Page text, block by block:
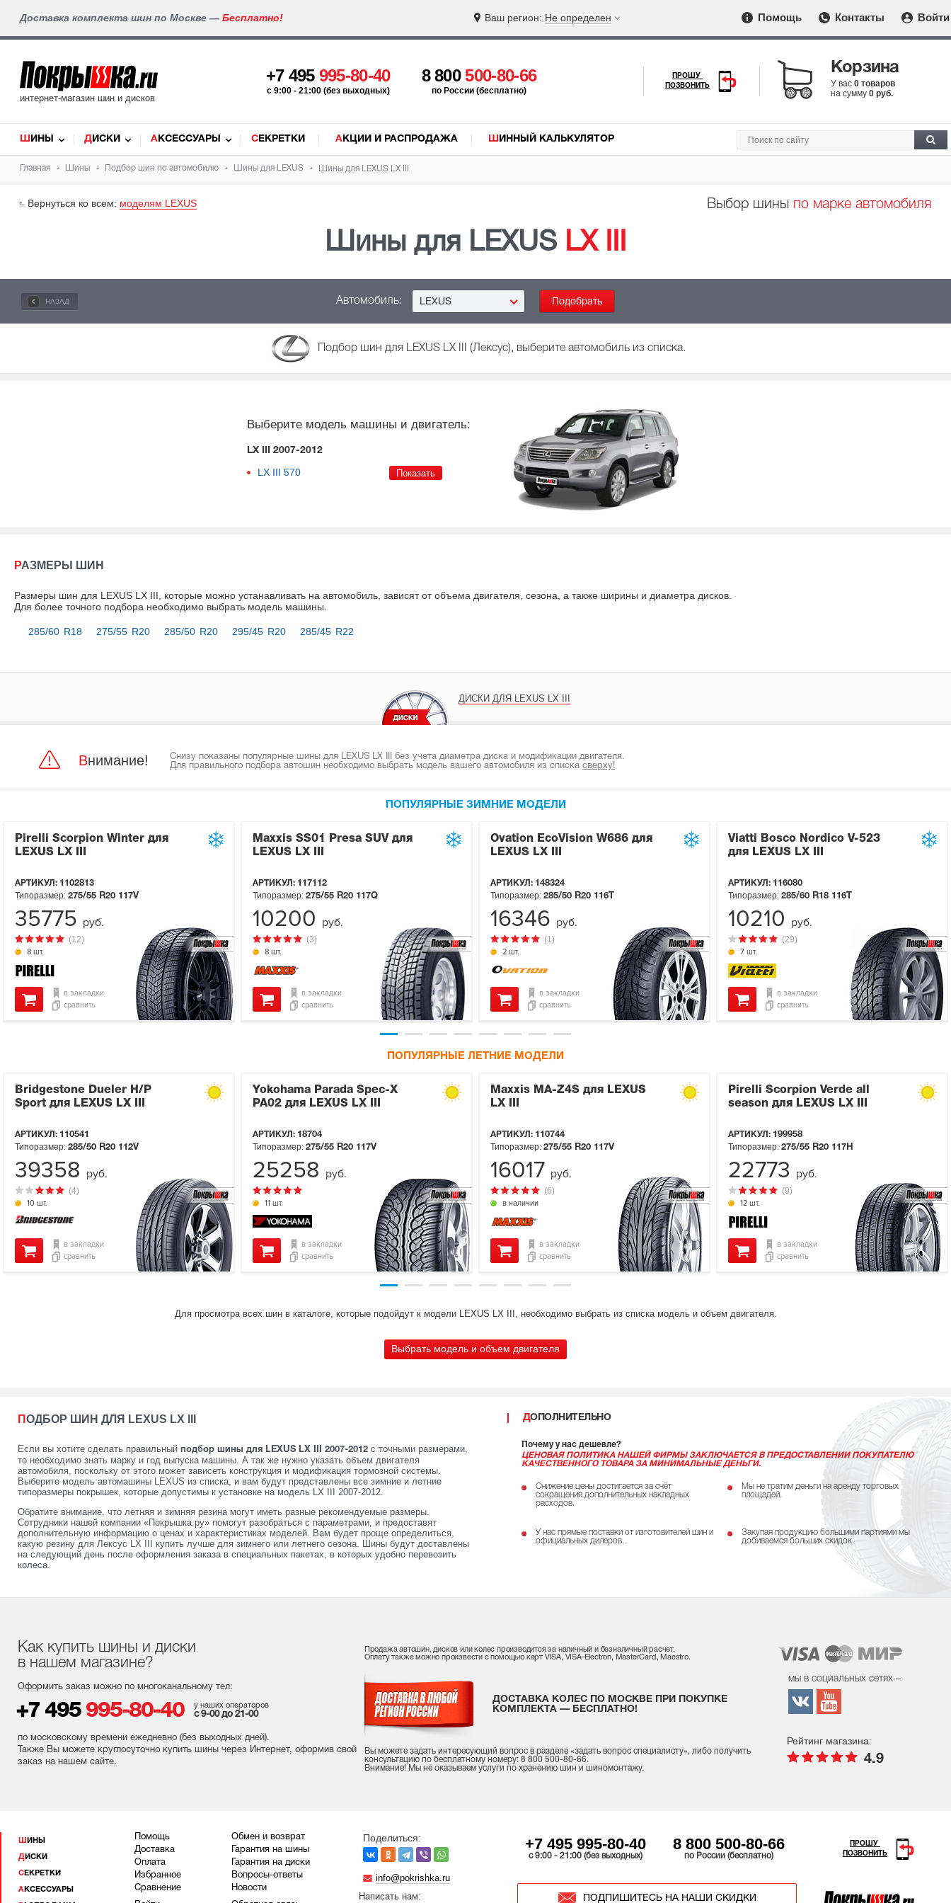
Доставка комплекта шин по Москве — Бесплатно! Ваш регион: Не определен Помощь Контакты Войти
интернет-магазин шин и дисков
+7 495 995-80-40
c 9:00 - 21:00 (без выходных)
8 800500-80-66
по России (бесплатно)
ПРОШУ
ПОЗВОНИТЬ
Корзина
У вас 0 товаров
на сумму 0 руб.
ШИНЫ ДИСКИ АКСЕССУАРЫ СЕКРЕТКИ АКЦИИ И РАСПРОДАЖА ШИННЫЙ КАЛЬКУЛЯТОР
Главная Шины Подбор шин по автомобилю Шины для LEXUS Шины для LEXUS LX III
Вернуться ко всем: моделям LEXUS Выбор шины по марке автомобиля
Шины для LEXUS LX III
НАЗАД Автомобиль: LEXUS
Подбор шин для LEXUS LX III (Лексус), выберите автомобиль из списка.
Выберите модель машины и двигатель:
LX III 2007-2012
LX III 570
РАЗМЕРЫ ШИН
Размеры шин для LEXUS LX III, которые можно устанавливать на автомобиль , зависят от объема двигателя, сезона, а также ширины и диаметра дисков.
Для более точного подбора необходимо выбрать модель машины
285/60 R18 275/55 R20 285/50 R20 295/45 R20 285/45 R22
ДИСКИ ДЛЯ LEXUS LX III
Внимание!
Снизу показаны популярные шины для LEXUS LX III без учета диаметра диска и модификации двигателя.
Для правильного подбора автошин необходимо выбрать модель вашего автомобиля из списка сверху!
ПОПУЛЯРНЫЕ ЗИМНИЕ МОДЕЛИ
Pirelli Scorpion Winter для
LEXUS LX III
АРТИКУЛ: 1102813
8 шт.
(12)
Типоразмер: 275/55 R20 117V
в закладки
сравнить
35775 руб.
Maxxis SS01 Presa SUV для
LEXUS LX III
АРТИКУЛ: 117112
8 шт.
(3)
Типоразмер: 275/55 R20 117Q
в закладки
сравнить
10200 руб.
Ovation EcoVision W686 для
LEXUS LX III
АРТИКУЛ: 148324
2 шт.
(1)
Типоразмер: 285/50 R20 116T
в закладки
сравнить
16346 руб.
Viatti Bosco Nordico V-523
для LEXUS LX III
АРТИКУЛ: 116080
7 шт.
(29)
Типоразмер: 285/60 R18 116T
в закладки
сравнить
10210 руб.
ПОПУЛЯРНЫЕ ЛЕТНИЕ МОДЕЛИ
Bridgestone Dueler H/P
Sport для LEXUS LX III
АРТИКУЛ: 110541
10 шт.
(4)
Типоразмер: 285/50 R20 112V
в закладки
сравнить
39358 руб.
Yokohama Parada Spec-X
PA02 для LEXUS LX III
АРТИКУЛ: 18704
11 шт.
Типоразмер: 275/55 R20 117V
в закладки
сравнить
25258 руб.
Maxxis MA-Z4S для LEXUS
LX III
АРТИКУЛ: 110744
в наличии
(6)
Типоразмер: 275/55 R20 117V
в закладки
сравнить
16017 руб.
Pirelli Scorpion Verde all
season для LEXUS LX III
АРТИКУЛ: 199958
12 шт.
(9)
Типоразмер: 275/55 R20 117H
в закладки
сравнить
22773 руб.
Для просмотра всех шин в каталоге, которые подойдут к модели LEXUS LX III, необходимо выбрать из списка модель и объем двигателя.
Выбрать модель и объем двигателя
ПОДБОР ШИН ДЛЯ LEXUS LX III
Если вы хотите сделать правильный подбор шины для LEXUS LX III 2007-2012 с точными размерами,
то необходимо знать марку и год выпуска машины. А так же нужно указать объем двигателя
автомобиля, поскольку от этого может зависеть конструкция и модификация тормозной системы.
Выберите модель автомашины LEXUS из списка, и вам будут представлены все зимние и летние
типоразмеры покрышек, которые допустимы к установке на модель LX III 2007-2012.
Обратите внимание, что летняя и зимняя резина могут иметь разные рекомендуемые размеры.
Сотрудники нашей компании «Покрышка.ру» помогут разобраться с параметрами, и предоставят
дополнительную информацию о ценах и характеристиках моделей. Вам будет проще определиться,
какую резину для Лексус LX III купить лучше для зимнего или летнего сезона. Шины будут доставлены
на следующий день после оформления заказа в специальных пакетах, в которых удобно перевозить
колеса.
ДОПОЛНИТЕЛЬНО
Почему у нас дешевле?
ЦЕНОВАЯ ПОЛИТИКА НАШЕЙ ФИРМЫ ЗАКЛЮЧАЕТСЯ В ПРЕДОСТАВЛЕНИИ ПОКУПАТЕЛЮ
КАЧЕСТВЕННОГО ТОВАРА ЗА МИНИМАЛЬНЫЕ ДЕНЬГИ.
Снижение цены достигается за счёт
сокращения дополнительных накладных
расходов.
Мы не тратим деньги на аренду торговых
площадей.
У нас прямые поставки от изготовителей шин и
официальных дилеров.
Закупая продукцию большими партиями мы
добиваемся больших скидок.
Как купить шины и диски
в нашем магазине?
Оформить заказ можно по многоканальному тел:
+7 495 995-80-40 у наших операторов
с 9-00 до 21-00
по московскому времени ежедневно (без выходных дней).
Также Вы можете круглосуточно купить шины через Интернет, оформив свой
заказ на нашем сайте.
Продажа автошин, дисков или колес производится за наличный и безналичный расчет.
Оплату также можно произвести с помощью карт VISA, VISA-Electron, MasterCard, Maestro.
ДОСТАВКА КОЛЕС ПО МОСКВЕ ПРИ ПОКУПКЕ
КОМПЛЕКТА — БЕСПЛАТНО!
Вы можете задать интересующий вопрос в разделе «задать вопрос специалисту», либо получить
консультацию по бесплатному номеру: 8 800 500-80-66.
Внимание! Мы не оказываем услуги по хранению шин и шиномонтажу.
мы в социальных сетях –
Рейтинг магазина:
4.9
ШИНЫ
ДИСКИ
СЕКРЕТКИ
АКСЕССУАРЫ
Помощь
Доставка
Оплата
Избранное
Сравнение
Обмен и возврат
Гарантия на шины
Гарантия на диски
Вопросы-ответы
Новости
Поделиться:
info@pokrishka.ru
Написать нам:
+7 495 995-80-40
c 9:00 - 21:00 (без выходных)
8 800 500-80-66
по России (бесплатно)
ПОДПИШИТЕСЬ НА НАШИ СКИДКИ
ПРОШУ
ПОЗВОНИТЬ